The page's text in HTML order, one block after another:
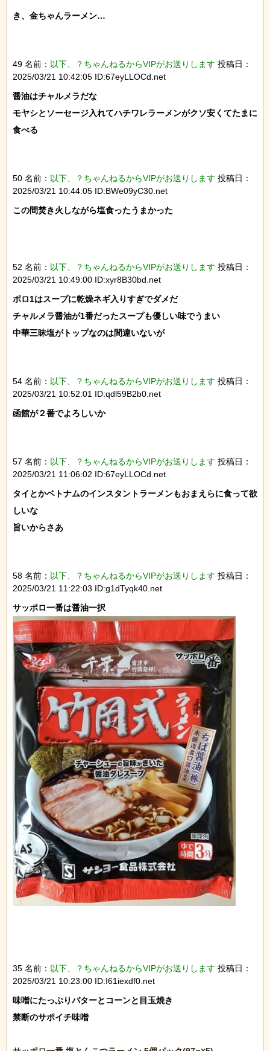
き、金ちゃんラーメン…
49 名前： 以下、？ちゃんねるからVIPがお送りします 投稿日：
2025/03/21 10:42:05 ID:67eyLLOCd.net
醤油はチャルメラだな
モヤシとソーセージ入れてハチワレラーメンがクソ安くてたまに
食べる
50 名前： 以下、？ちゃんねるからVIPがお送りします 投稿日：
2025/03/21 10:44:05 ID:BWe09yC30.net
この間焚き火しながら塩食ったうまかった
52 名前： 以下、？ちゃんねるからVIPがお送りします 投稿日：
2025/03/21 10:49:00 ID:xyr8B30bd.net
ポロ1はスープに乾燥ネギ入りすぎでダメだ
チャルメラ醤油が1番だったスープも優しい味でうまい
中華三昧塩がトップなのは間違いないが
54 名前： 以下、？ちゃんねるからVIPがお送りします 投稿日：
2025/03/21 10:52:01 ID:qdl59B2b0.net
函館が２番でよろしいか
57 名前： 以下、？ちゃんねるからVIPがお送りします 投稿日：
2025/03/21 11:06:02 ID:67eyLLOCd.net
タイとかベトナムのインスタントラーメンもおまえらに食って欲
しいな
旨いからさあ
58 名前： 以下、？ちゃんねるからVIPがお送りします 投稿日：
2025/03/21 11:22:03 ID:g1dTyqk40.net
35 名前： 以下、？ちゃんねるからVIPがお送りします 投稿日：
2025/03/21 10:23:00 ID:I61iexdf0.net
味噌にたっぷりバターとコーンと目玉焼き
禁断のサポイチ味噌